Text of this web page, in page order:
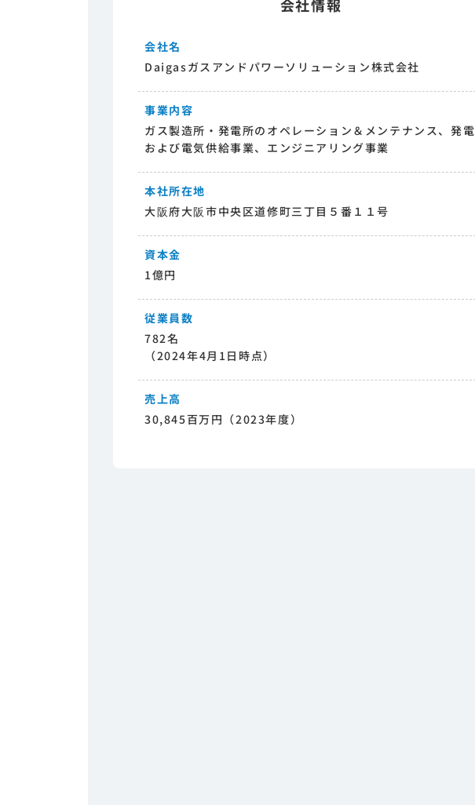
会社情報
会社名
Daigasガスアンドパワーソリューション株式会社
事業内容
ガス製造所・発電所のオペレーション＆メンテナンス、発電
および電気供給事業、エンジニアリング事業
本社所在地
大阪府大阪市中央区道修町三丁目５番１１号
資本金
1億円
従業員数
782名
（2024年4月1日時点）
売上高
30,845百万円（2023年度）